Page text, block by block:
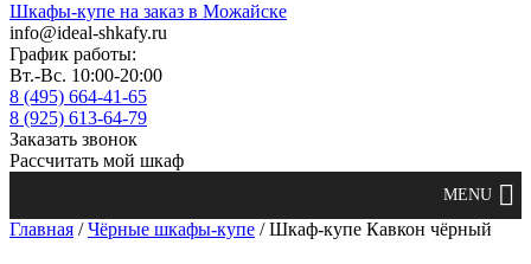
Шкафы-купе на заказ в Можайске
info@ideal-shkafy.ru
График работы:
Вт.-Вс. 10:00-20:00
8 (495) 664-41-65
8 (925) 613-64-79
Заказать звонок
Рассчитать мой шкаф
Главная /Чёрные шкафы-купе / Шкаф-купе Кавкон чёрный